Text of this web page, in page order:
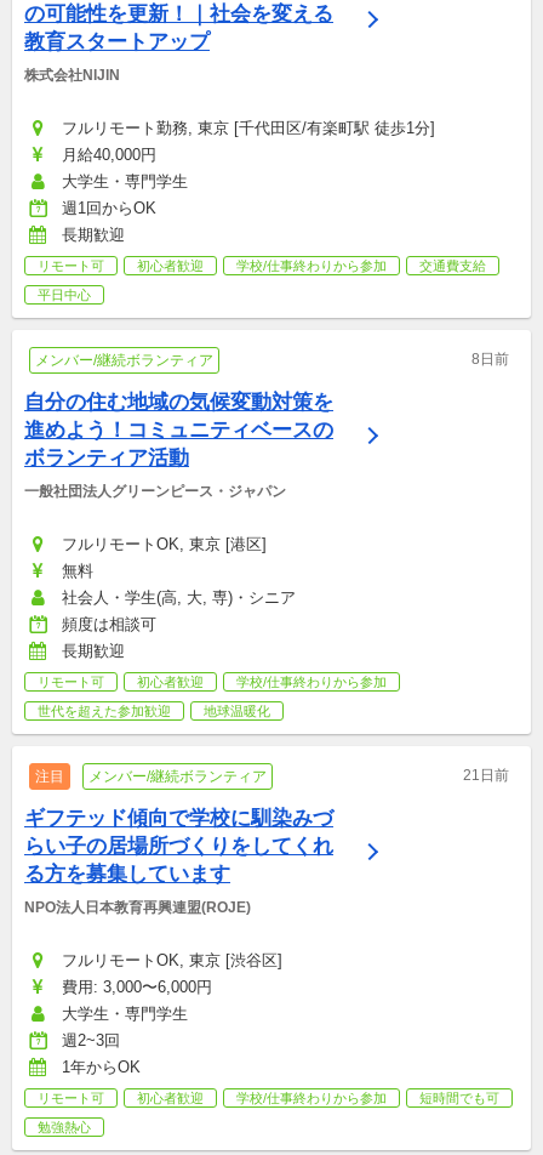
の可能性を更新！｜社会を変える
教育スタートアップ
株式会社NIJIN
フルリモート勤務, 東京 [千代田区/有楽町駅 徒歩1分]
月給40,000円
大学生・専門学生
週1回からOK
長期歓迎
リモート可 初心者歓迎 学校/仕事終わりから参加
交通費支給
平日中心
メンバー/継続ボランティア 8日前
自分の住む地域の気候変動対策を
進めよう！コミュニティベースの
ボランティア活動
一般社団法人グリーンピース・ジャパン
フルリモートOK, 東京 [港区]
無料
社会人・学生(高, 大, 専)・シニア
頻度は相談可
長期歓迎
リモート可 初心者歓迎
学校/仕事終わりから参加
世代を超えた参加歓迎
地球温暖化
注目 メンバー/継続ボランティア 21日前
ギフテッド傾向で学校に馴染みづ
らい子の居場所づくりをしてくれ
る方を募集しています
NPO法人日本教育再興連盟(ROJE)
フルリモートOK, 東京 [渋谷区]
費用: 3,000〜6,000円
大学生・専門学生
週2~3回
1年からOK
リモート可 初心者歓迎 学校/仕事終わりから参加
短時間でも可
勉強熱心